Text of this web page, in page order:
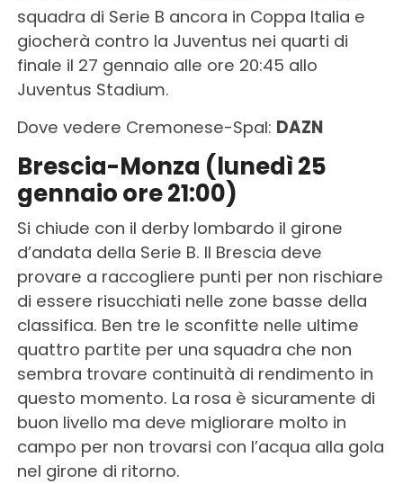
squadra di Serie B ancora in Coppa Italia e
giocherà contro la Juventus nei quarti di
finale il 27 gennaio alle ore 20:45 allo
Juventus Stadium.
Dove vedere Cremonese-Spal: DAZN
Brescia-Monza (lunedì 25
gennaio ore 21:00)
Si chiude con il derby lombardo il girone
d’andata della Serie B. Il Brescia deve
provare a raccogliere punti per non rischiare
di essere risucchiati nelle zone basse della
classifica. Ben tre le sconfitte nelle ultime
quattro partite per una squadra che non
sembra trovare continuità di rendimento in
questo momento. La rosa è sicuramente di
buon livello ma deve migliorare molto in
campo per non trovarsi con l’acqua alla gola
nel girone di ritorno.